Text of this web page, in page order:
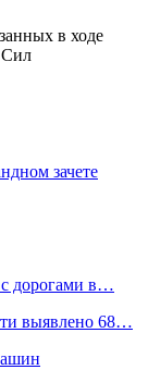
в ходе
Сил
зачете
с дорогами в…
выявлено 68…